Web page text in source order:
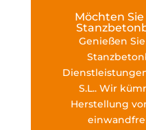
Möchten
Genießen
S.L.. Wir
Herstellung